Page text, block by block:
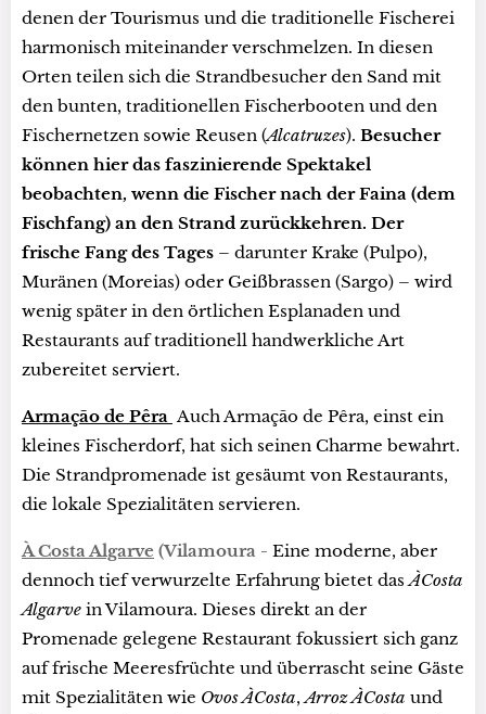
denen der Tourismus und die traditionelle Fischerei
harmonisch miteinander verschmelzen. In diesen
Orten teilen sich die Strandbesucher den Sand mit
den bunten, traditionellen Fischerbooten und den
Fischernetzen sowie Reusen (Alcatruzes). Besucher
können hier das faszinierende Spektakel
beobachten, wenn die Fischer nach der Faina (dem
Fischfang) an den Strand zurückkehren. Der
frische Fang des Tages – darunter Krake (Pulpo),
Muränen (Moreias) oder Geißbrassen (Sargo) – wird
wenig später in den örtlichen Esplanaden und
Restaurants auf traditionell handwerkliche Art
zubereitet serviert.
Armação de Pêra Auch Armação de Pêra, einst ein
kleines Fischerdorf, hat sich seinen Charme bewahrt.
Die Strandpromenade ist gesäumt von Restaurants,
die lokale Spezialitäten servieren.
À Costa Algarve (Vilamoura - Eine moderne, aber
dennoch tief verwurzelte Erfahrung bietet das ÀCosta
Algarve in Vilamoura. Dieses direkt an der
Promenade gelegene Restaurant fokussiert sich ganz
auf frische Meeresfrüchte und überrascht seine Gäste
mit Spezialitäten wie Ovos ÀCosta, Arroz ÀCosta und